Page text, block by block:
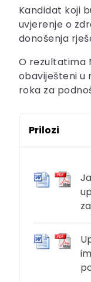
Kandidat koji
uvjerenje o
donošenja
O rezultatima
obaviješteni u
roka za
Prilozi